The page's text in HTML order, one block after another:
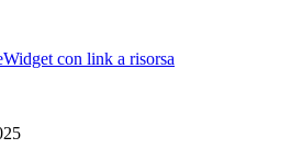
Widget con link a risorsa